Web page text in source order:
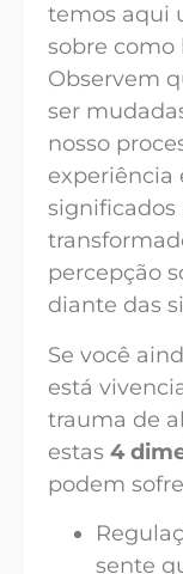
temos aqui
sobre como
Observem
ser
nosso
experiência
significados
percepção
diante das
Se você
está
trauma de
estas 4
podem
sente